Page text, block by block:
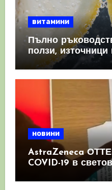
витамини
Пълно
ползи,
имунната система
новини
AstraZeneca
COVID-19 в
като призна, че
КРЪВНИ